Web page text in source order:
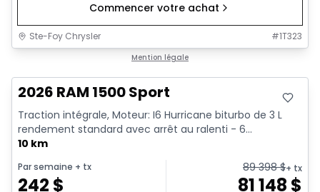
Commencer votre achat
Ste-Foy Chrysler #1T323
Mention légale
2026 RAM 1500 Sport
Traction intégrale, Moteur: I6 Hurricane biturbo de 3 L
rendement standard avec arrêt au ralenti - 6...
10 km
Par semaine + tx
242 $
89 398$+ tx
81 148 $